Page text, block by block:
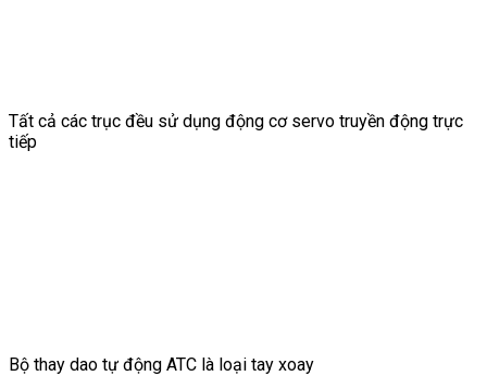
Tất cả các trục đều sử dụng động cơ servo truyền động trực
tiếp
Bộ thay dao tự động ATC là loại tay xoay